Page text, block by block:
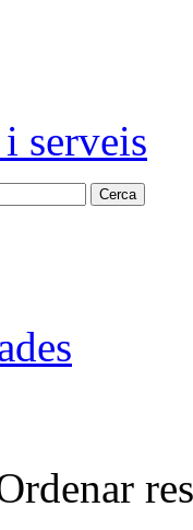
serveis
Cerca